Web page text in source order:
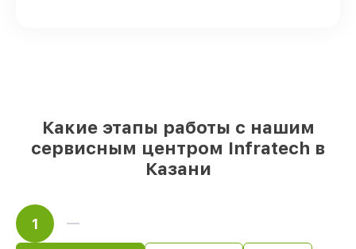
Какие этапы работы с нашим
сервисным центром Infratech в
Казани
1